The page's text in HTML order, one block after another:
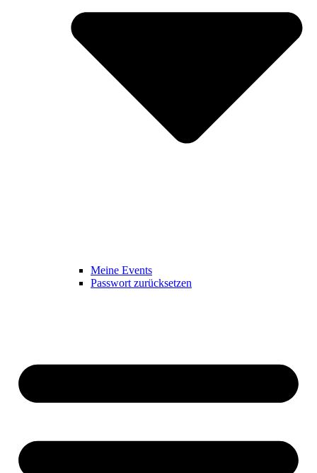
Meine Events
Passwort zurücksetzen